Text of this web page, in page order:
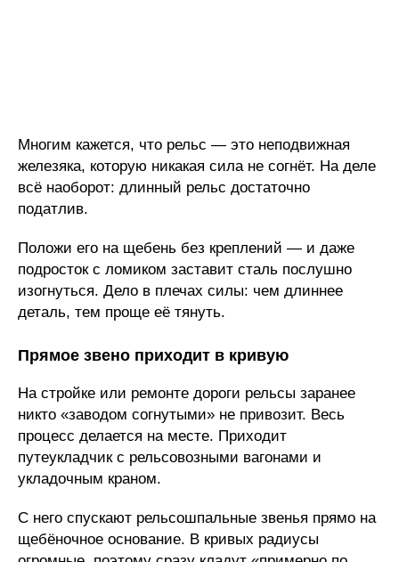
Многим кажется, что рельс — это неподвижная
железяка, которую никакая сила не согнёт. На деле
всё наоборот: длинный рельс достаточно
податлив.
Положи его на щебень без креплений — и даже
подросток с ломиком заставит сталь послушно
изогнуться. Дело в плечах силы: чем длиннее
деталь, тем проще её тянуть.
Прямое звено приходит в кривую
На стройке или ремонте дороги рельсы заранее
никто «заводом согнутыми» не привозит. Весь
процесс делается на месте. Приходит
путеукладчик с рельсовозными вагонами и
укладочным краном.
С него спускают рельсошпальные звенья прямо на
щебёночное основание. В кривых радиусы